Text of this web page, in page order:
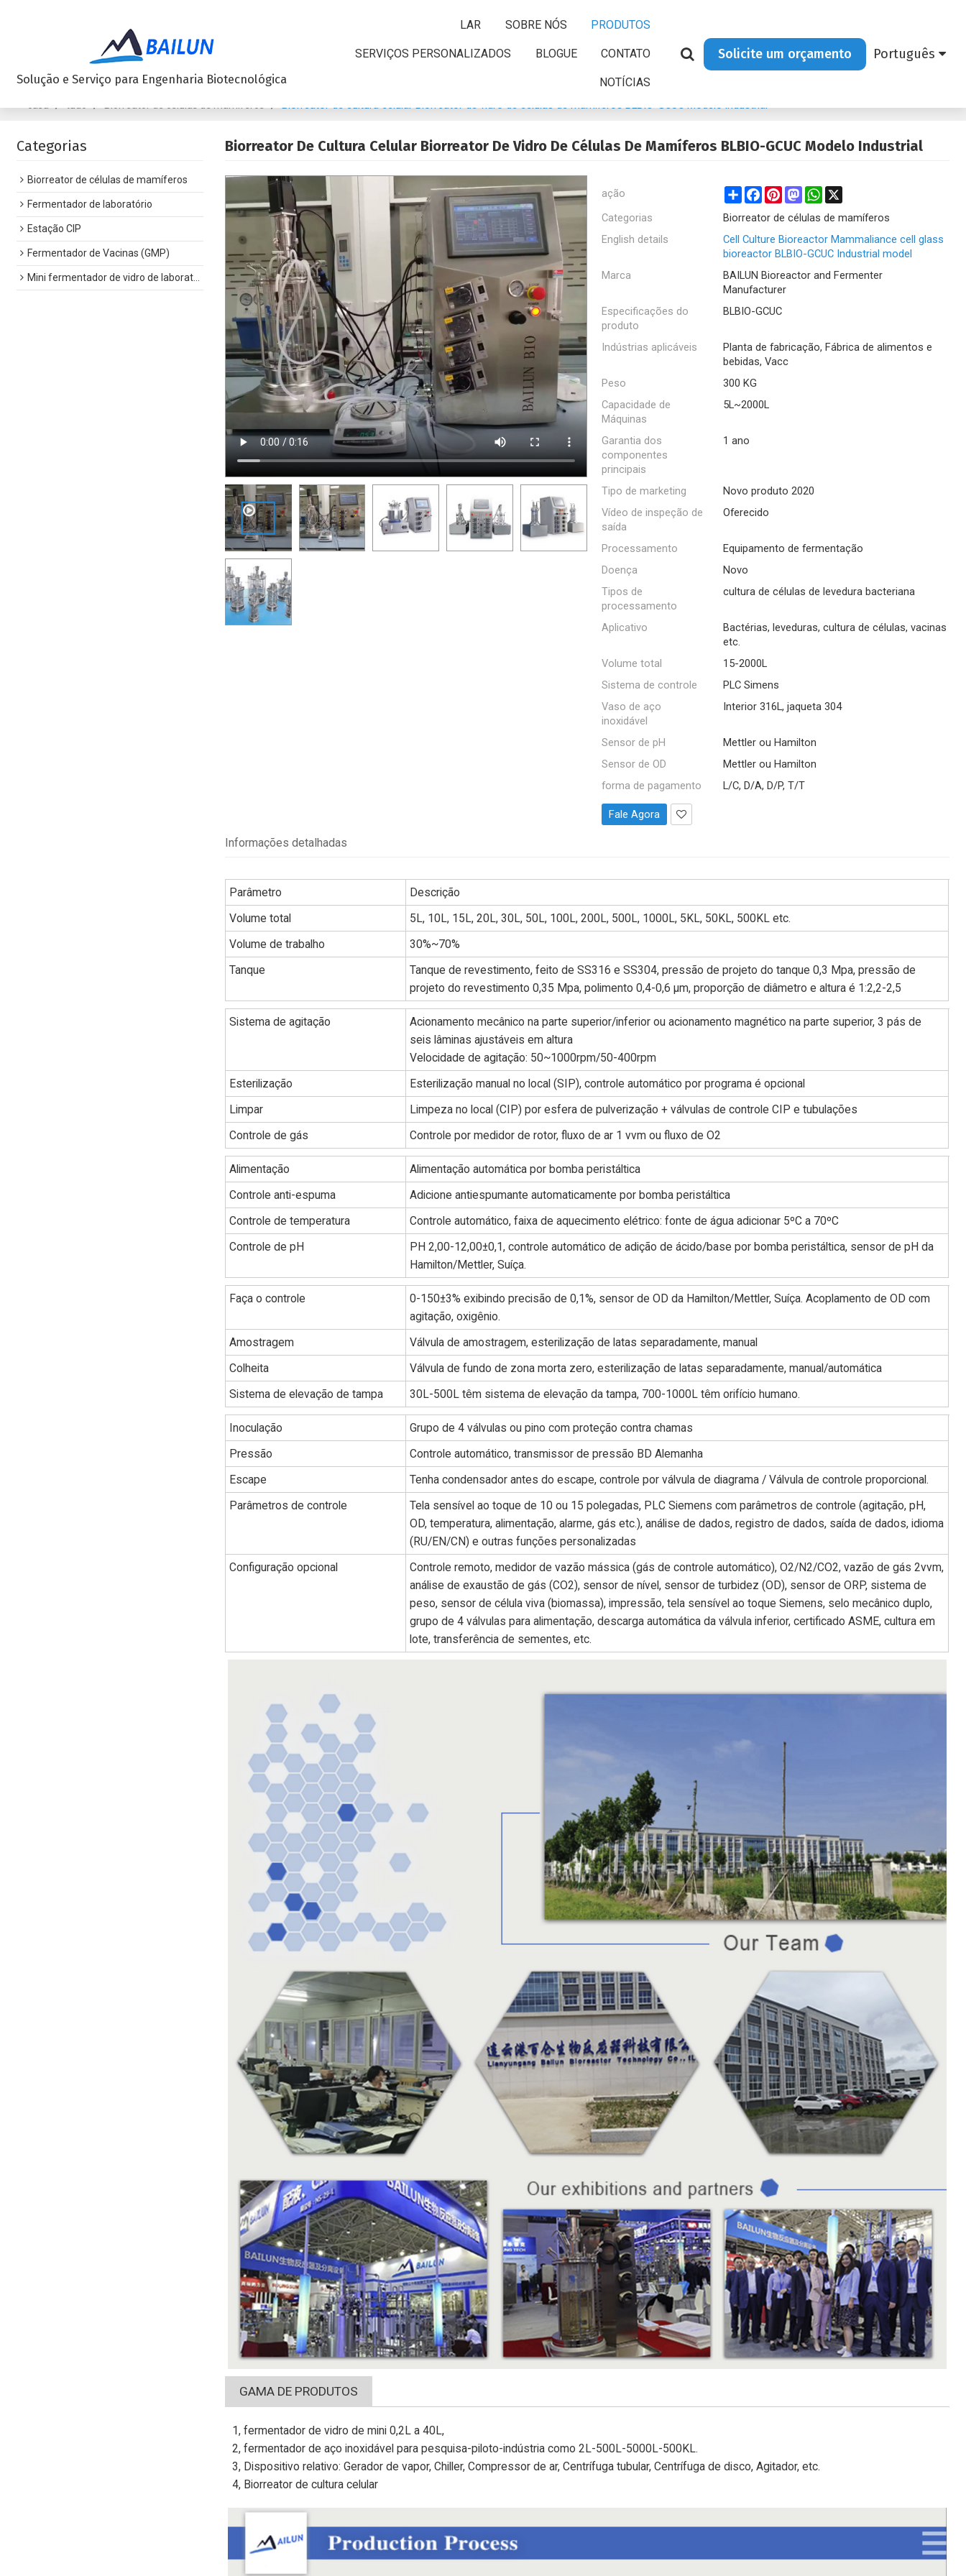
Solução e Serviço para Engenharia Biotecnológica
LAR SOBRE NÓS PRODUTOS
SERVIÇOS PERSONALIZADOS BLOGUE CONTATO
NOTÍCIAS
Solicite um orçamento Português
/ / / Biorreator de cultura celular Biorreator de vidro de células de mamíferos BLBIO-GCUC Modelo industrial
Categorias
Biorreator de células de mamíferos
Fermentador de laboratório
Estação CIP
Fermentador de Vacinas (GMP)
Mini fermentador de vidro de laboratório
Biorreator De Cultura Celular Biorreator De Vidro De Células De Mamíferos BLBIO-GCUC Modelo Industrial
ação ShareFacebook
PinterestMastodonWhatsApp
X
Categorias
Biorreator de células de mamíferos
English details
Cell Culture Bioreactor Mammaliance cell glass
bioreactor BLBIO-GCUC Industrial model
Marca
BAILUN Bioreactor and Fermenter
Manufacturer
Especificações do
produto
BLBIO-GCUC
Indústrias aplicáveis
Planta de fabricação, Fábrica de alimentos e
bebidas, Vacc
Peso
300 KG
Capacidade de
Máquinas
5L~2000L
Garantia dos
componentes
principais
1 ano
Tipo de marketing
Novo produto 2020
Vídeo de inspeção de
saída
Oferecido
Processamento
Equipamento de fermentação
Doença
Novo
Tipos de
processamento
cultura de células de levedura bacteriana
Aplicativo
Bactérias, leveduras, cultura de células, vacinas
etc.
Volume total
15-2000L
Sistema de controle
PLC Simens
Vaso de aço
inoxidável
Interior 316L, jaqueta 304
Sensor de pH
Mettler ou Hamilton
Sensor de OD
Mettler ou Hamilton
forma de pagamento
L/C, D/A, D/P, T/T
Fale Agora
Informações detalhadas
Parâmetro
Descrição
Volume total
5L, 10L, 15L, 20L, 30L, 50L, 100L, 200L, 500L, 1000L, 5KL, 50KL, 500KL etc.
Volume de trabalho
30%~70%
Tanque
Tanque de revestimento, feito de SS316 e SS304, pressão de projeto do tanque 0,3 Mpa, pressão de
projeto do revestimento 0,35 Mpa, polimento 0,4-0,6 µm, proporção de diâmetro e altura é 1:2,2-2,5
Sistema de agitação
Acionamento mecânico na parte superior/inferior ou acionamento magnético na parte superior, 3 pás de
seis lâminas ajustáveis em altura
Velocidade de agitação: 50~1000rpm/50-400rpm
Esterilização
Esterilização manual no local (SIP), controle automático por programa é opcional
Limpar
Limpeza no local (CIP) por esfera de pulverização + válvulas de controle CIP e tubulações
Controle de gás
Controle por medidor de rotor, fluxo de ar 1 vvm ou fluxo de O2
Alimentação
Alimentação automática por bomba peristáltica
Controle anti-espuma
Adicione antiespumante automaticamente por bomba peristáltica
Controle de temperatura
Controle automático, faixa de aquecimento elétrico: fonte de água adicionar 5ºC a 70ºC
Controle de pH
PH 2,00-12,00±0,1, controle automático de adição de ácido/base por bomba peristáltica, sensor de pH da
Hamilton/Mettler, Suíça.
Faça o controle
0-150±3% exibindo precisão de 0,1%, sensor de OD da Hamilton/Mettler, Suíça. Acoplamento de OD com
agitação, oxigênio.
Amostragem
Válvula de amostragem, esterilização de latas separadamente, manual
Colheita
Válvula de fundo de zona morta zero, esterilização de latas separadamente, manual/automática
Sistema de elevação de tampa
30L-500L têm sistema de elevação da tampa, 700-1000L têm orifício humano.
Inoculação
Grupo de 4 válvulas ou pino com proteção contra chamas
Pressão
Controle automático, transmissor de pressão BD Alemanha
Escape
Tenha condensador antes do escape, controle por válvula de diagrama / Válvula de controle proporcional.
Parâmetros de controle
Tela sensível ao toque de 10 ou 15 polegadas, PLC Siemens com parâmetros de controle (agitação, pH,
OD, temperatura, alimentação, alarme, gás etc.), análise de dados, registro de dados, saída de dados, idioma
(RU/EN/CN) e outras funções personalizadas
Configuração opcional
Controle remoto, medidor de vazão mássica (gás de controle automático), O2/N2/CO2, vazão de gás 2vvm,
análise de exaustão de gás (CO2), sensor de nível, sensor de turbidez (OD), sensor de ORP, sistema de
peso, sensor de célula viva (biomassa), impressão, tela sensível ao toque Siemens, selo mecânico duplo,
grupo de 4 válvulas para alimentação, descarga automática da válvula inferior, certificado ASME, cultura em
lote, transferência de sementes, etc.
GAMA DE PRODUTOS
1, fermentador de vidro de mini 0,2L a 40L,
2, fermentador de aço inoxidável para pesquisa-piloto-indústria como 2L-500L-5000L-500KL.
3, Dispositivo relativo: Gerador de vapor, Chiller, Compressor de ar, Centrífuga tubular, Centrífuga de disco, Agitador, etc.
4, Biorreator de cultura celular